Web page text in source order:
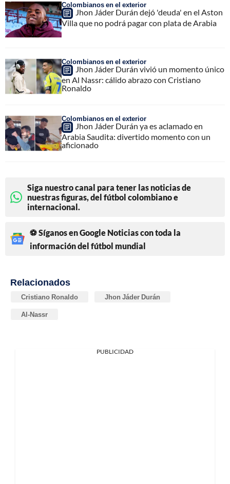
Colombianos en el exterior
Jhon Jáder Durán dejó 'deuda' en el Aston
Villa que no podrá pagar con plata de Arabia
Colombianos en el exterior
Jhon Jáder Durán vivió un momento único
en Al Nassr: cálido abrazo con Cristiano
Ronaldo
Colombianos en el exterior
Jhon Jáder Durán ya es aclamado en
Arabia Saudita: divertido momento con un
aficionado
Siga nuestro canal para tener las noticias de
nuestras figuras, del fútbol colombiano e
internacional.
⚽ Síganos en Google Noticias con toda la
información del fútbol mundial
Relacionados
Cristiano Ronaldo Jhon Jáder Durán
Al-Nassr
PUBLICIDAD